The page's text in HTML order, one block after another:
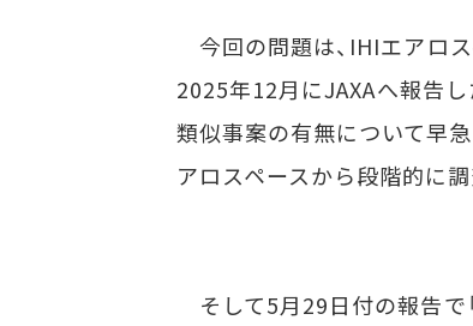
今回の問題は、IHIエアロ
2025年12月にJAXAへ報告し
類似事案の有無について早
アロスペースから段階的に
そして5月29日付の報告で